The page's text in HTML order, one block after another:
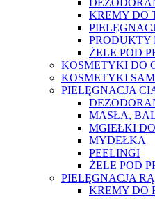
KREMY DO
PRODUKTY
ŻELE POD
KOSMETYKI DO
KOSMETYKI
PIELĘGNACJA
MASŁA,
MGIEŁKI
MYDEŁKA
PEELINGI
ŻELE POD
PIELĘGNACJA
KREMY DO